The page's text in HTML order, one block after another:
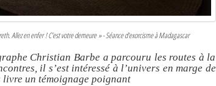
Allez en enfer ! C’est votre demeure » - Séance d'exorcisme à Madagascar
Christian Barbe a parcouru les routes à la
il s’est intéressé à l’univers en marge de
un témoignage poignant